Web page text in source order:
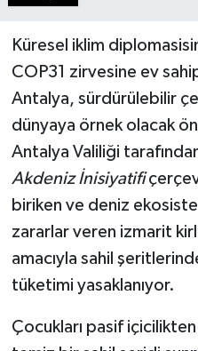
Küresel iklim
COP31 zirvesine ev
Antalya, sürdürülebilir
dünyaya örnek olacak
Antalya Valiliği
Akdeniz İnisiyatifi
biriken ve deniz
zararlar veren izmarit
amacıyla sahil
tüketimi yasaklanıyor.
Çocukları pasif